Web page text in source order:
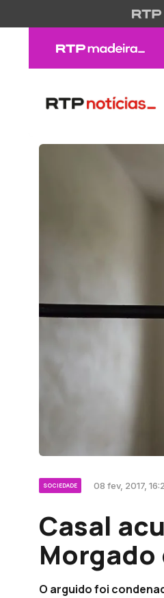
SOCIEDADE 08 fev, 2017,
Casal
Morgado
O arguido foi